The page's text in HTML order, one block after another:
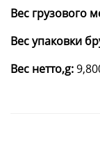
Вес грузового
Вес упаковки
Вес нетто,g: